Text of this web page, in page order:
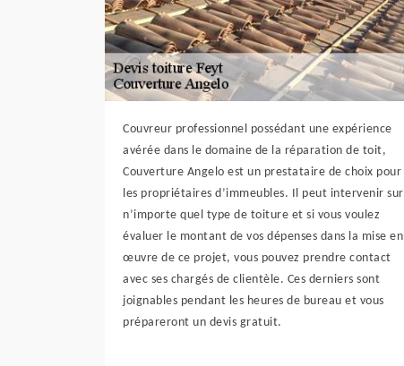
Couvreur professionnel possédant une expérience
avérée dans le domaine de la réparation de toit,
Couverture Angelo est un prestataire de choix pour
les propriétaires d’immeubles. Il peut intervenir sur
n’importe quel type de toiture et si vous voulez
évaluer le montant de vos dépenses dans la mise en
œuvre de ce projet, vous pouvez prendre contact
avec ses chargés de clientèle. Ces derniers sont
joignables pendant les heures de bureau et vous
prépareront un devis gratuit.